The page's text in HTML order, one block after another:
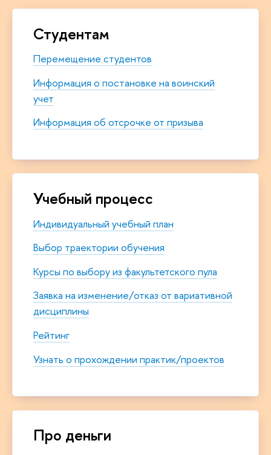
Студентам
Перемещение студентов
Информация о постановке на воинский
учет
Информация об отсрочке от призыва
Учебный процесс
Индивидуальный учебный план
Выбор траектории обучения
Курсы по выбору из факультетского пула
Заявка на изменение/отказ от вариативной
дисциплины
Рейтинг
Узнать о прохождении практик/проектов
Про деньги